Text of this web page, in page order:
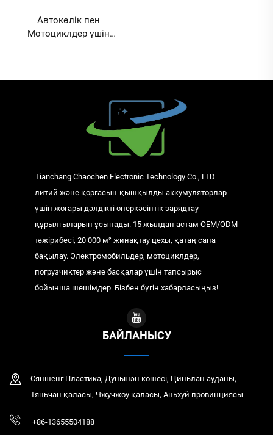
Автокөлік пен
Мотоциклдер үшін
SCP Функциясы Электр
Tianchang Chaochen Electronic Technology Co., LTD
литий және қорғасын-қышқылды аккумуляторлар
үшін жоғары дәлдікті өнеркәсіптік зарядтау
құрылғыларын ұсынады. 15 жылдан астам OEM/ODM
тәжірибесі, 20 000 м² жинақтау цехы, қатаң сапа
бақылау. Электромобильдер, мотоциклдер,
погрузчиктер және басқалар үшін тапсырыс
бойынша шешімдер. Бізбен бүгін хабарласыңыз!
БАЙЛАНЫСУ
Сяншенг Пластика, Дуньшэн көшесі, Циньлан ауданы,
Тяньчан қаласы, Чжучжоу қаласы, Аньхуй провинциясы
+86-13655504188